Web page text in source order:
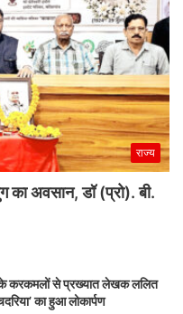
राज्य
का अवसान, डॉ (प्रो). बी.
के करकमलों से प्रख्यात लेखक ललित
का हुआ लोकार्पण